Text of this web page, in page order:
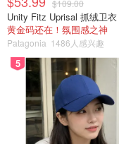
岛的安装费用为
主卧室
一间主要卧室的装修
一般需要床架、床
优质床垫、带台灯
$109.00
Unity Fitz Uprisal 抓绒卫衣
黄金码还在！氛围感之神
Patagonia 1486人感兴趣
5